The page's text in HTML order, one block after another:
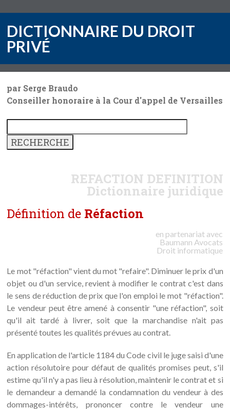
DICTIONNAIRE DU DROIT
PRIVÉ
par Serge Braudo
Conseiller honoraire à la Cour d'appel de Versailles
REFACTION DEFINITION
Dictionnaire juridique
Définition de Réfaction
en partenariat avec
Baumann Avocats
Droit informatique
Le mot "réfaction" vient du mot "refaire". Diminuer le prix d'un
objet ou d'un service, revient à modifier le contrat c'est dans
le sens de réduction de prix que l'on emploi le mot "réfaction".
Le vendeur peut être amené à consentir "une réfaction", soit
qu'il ait tardé à livrer, soit que la marchandise n'ait pas
présenté toutes les qualités prévues au contrat.
En application de l'article 1184 du Code civil le juge saisi d'une
action résolutoire pour défaut de qualités promises peut, s'il
estime qu'il n'y a pas lieu à résolution, maintenir le contrat et si
le demandeur a demandé la condamnation du vendeur à des
dommages-intérêts, prononcer contre le vendeur une